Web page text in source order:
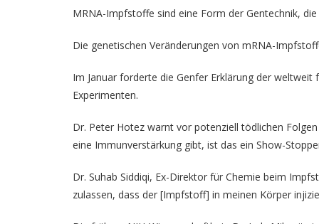
MRNA-Impfstoffe sind eine Form der Gentechnik,
Die genetischen Veränderungen von mRNA-
Im Januar forderte die Genfer Erklärung der
Experimenten.
Dr. Peter Hotez warnt vor potenziell tödlichen
eine Immunverstärkung gibt, ist das ein Show-
Dr. Suhab Siddiqi, Ex-Direktor für Chemie beim
zulassen, dass der [Impfstoff] in meinen Körper